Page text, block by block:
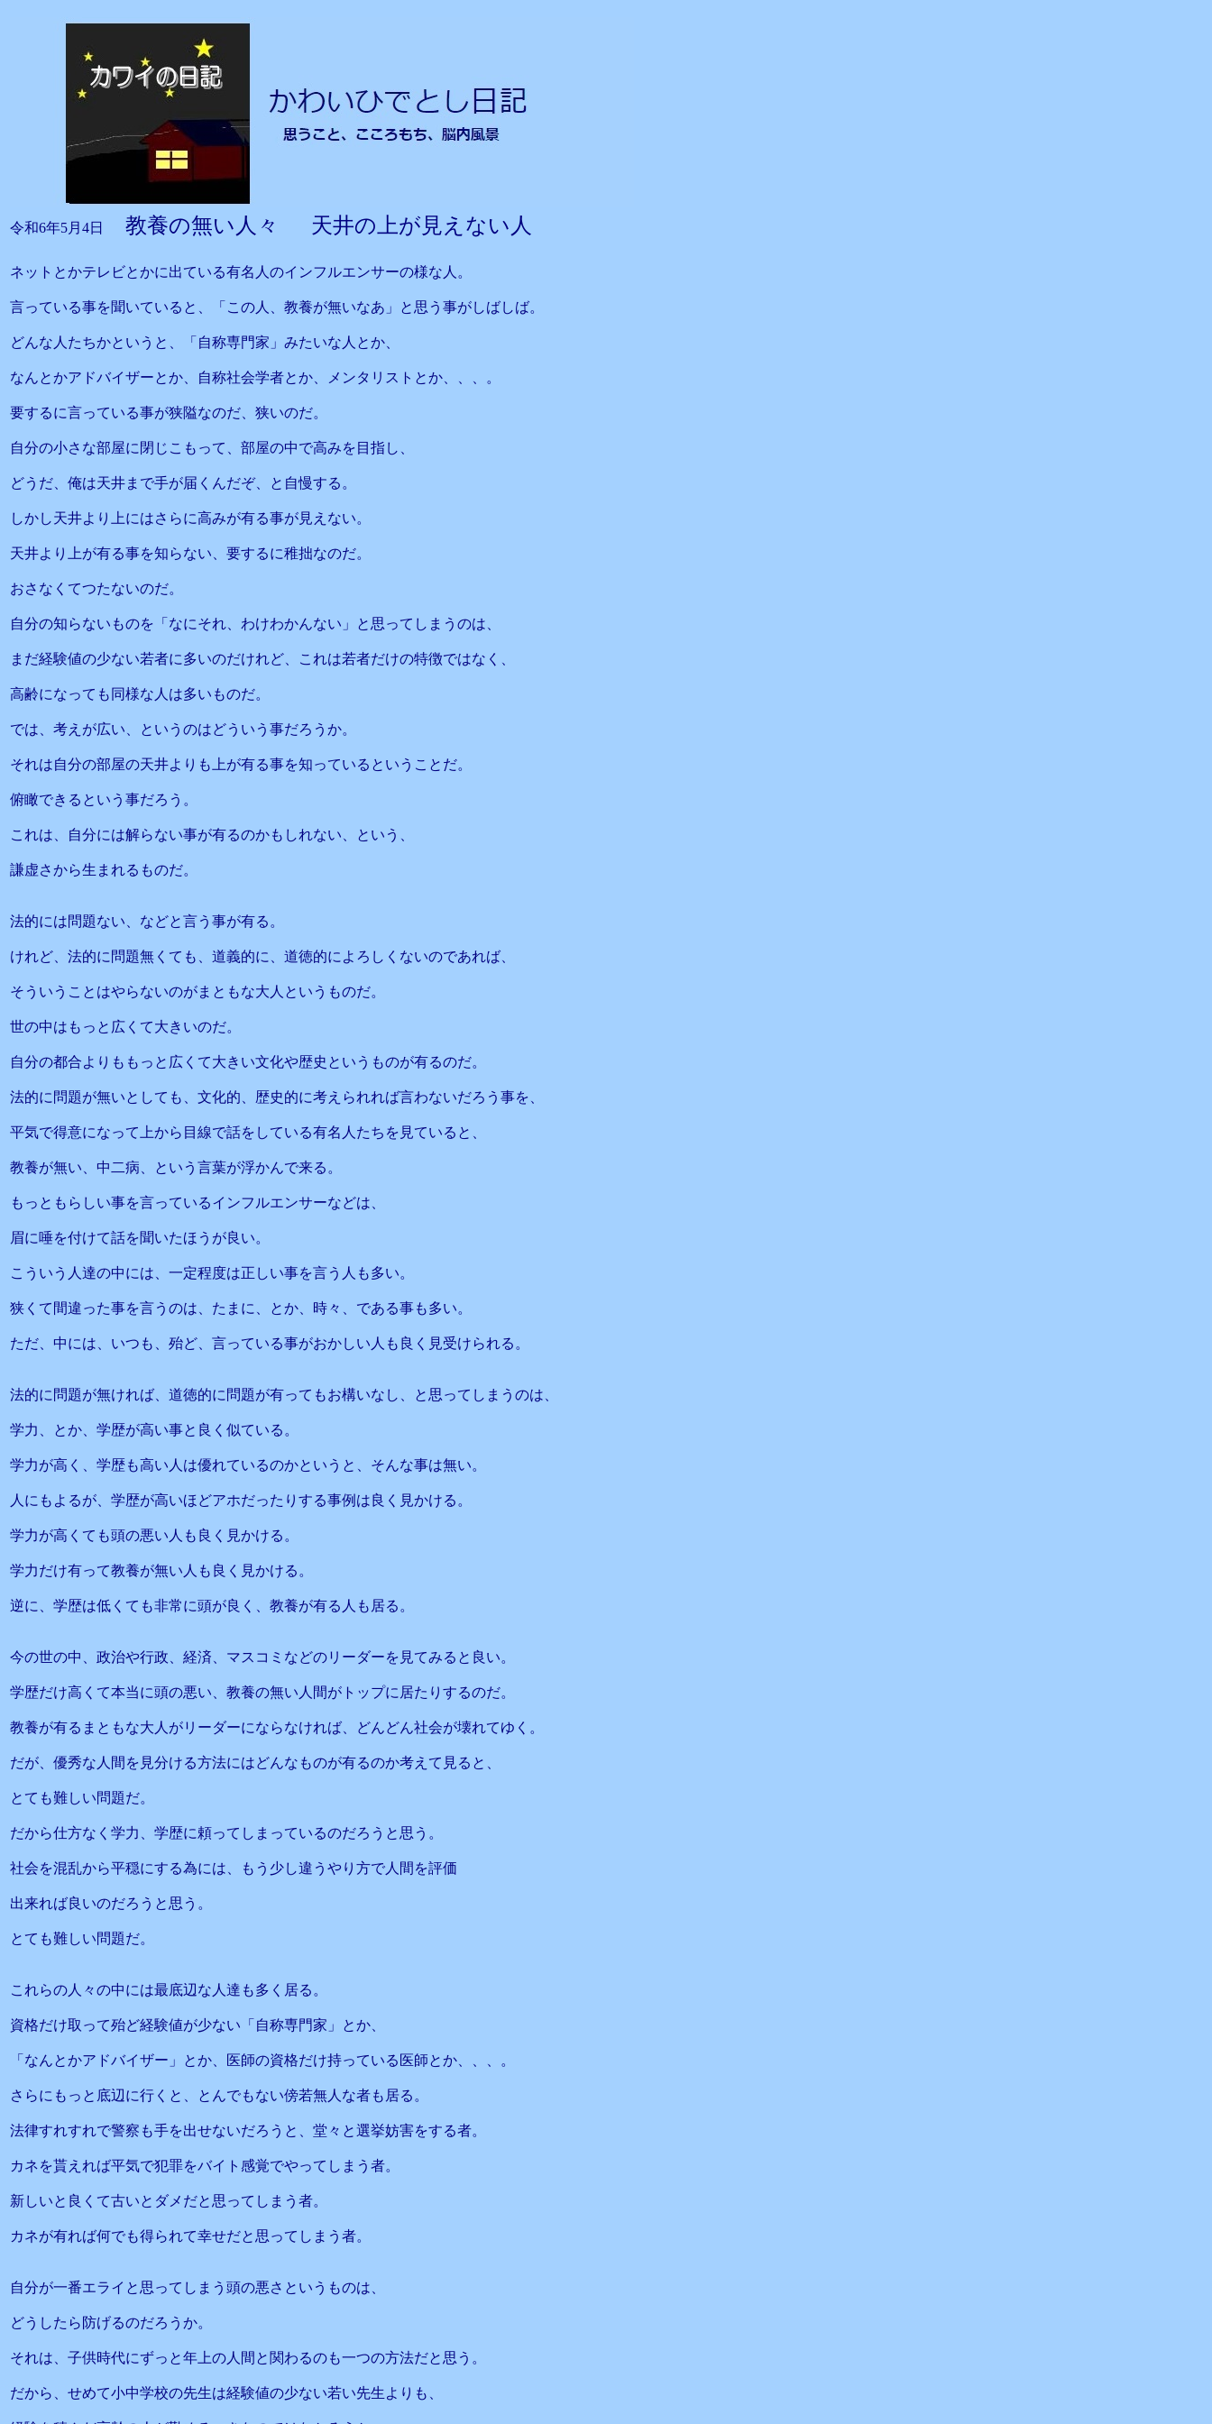
令和6年5月4日 教養の無い人々 天井の上が見えない人
ネットとかテレビとかに出ている有名人のインフルエンサーの様な人。
言っている事を聞いていると、「この人、教養が無いなあ」と思う事がしばしば。
どんな人たちかというと、「自称専門家」みたいな人とか、
なんとかアドバイザーとか、自称社会学者とか、メンタリストとか、、、。
要するに言っている事が狭隘なのだ、狭いのだ。
自分の小さな部屋に閉じこもって、部屋の中で高みを目指し、
どうだ、俺は天井まで手が届くんだぞ、と自慢する。
しかし天井より上にはさらに高みが有る事が見えない。
天井より上が有る事を知らない、要するに稚拙なのだ。
おさなくてつたないのだ。
自分の知らないものを「なにそれ、わけわかんない」と思ってしまうのは、
まだ経験値の少ない若者に多いのだけれど、これは若者だけの特徴ではなく、
高齢になっても同様な人は多いものだ。
では、考えが広い、というのはどういう事だろうか。
それは自分の部屋の天井よりも上が有る事を知っているということだ。
俯瞰できるという事だろう。
これは、自分には解らない事が有るのかもしれない、という、
謙虚さから生まれるものだ。
法的には問題ない、などと言う事が有る。
けれど、法的に問題無くても、道義的に、道徳的によろしくないのであれば、
そういうことはやらないのがまともな大人というものだ。
世の中はもっと広くて大きいのだ。
自分の都合よりももっと広くて大きい文化や歴史というものが有るのだ。
法的に問題が無いとしても、文化的、歴史的に考えられれば言わないだろう事を、
平気で得意になって上から目線で話をしている有名人たちを見ていると、
教養が無い、中二病、という言葉が浮かんで来る。
もっともらしい事を言っているインフルエンサーなどは、
眉に唾を付けて話を聞いたほうが良い。
こういう人達の中には、一定程度は正しい事を言う人も多い。
狭くて間違った事を言うのは、たまに、とか、時々、である事も多い。
ただ、中には、いつも、殆ど、言っている事がおかしい人も良く見受けられる。
法的に問題が無ければ、道徳的に問題が有ってもお構いなし、と思ってしまうのは、
学力、とか、学歴が高い事と良く似ている。
学力が高く、学歴も高い人は優れているのかというと、そんな事は無い。
人にもよるが、学歴が高いほどアホだったりする事例は良く見かける。
学力が高くても頭の悪い人も良く見かける。
学力だけ有って教養が無い人も良く見かける。
逆に、学歴は低くても非常に頭が良く、教養が有る人も居る。
今の世の中、政治や行政、経済、マスコミなどのリーダーを見てみると良い。
学歴だけ高くて本当に頭の悪い、教養の無い人間がトップに居たりするのだ。
教養が有るまともな大人がリーダーにならなければ、どんどん社会が壊れてゆく。
だが、優秀な人間を見分ける方法にはどんなものが有るのか考えて見ると、
とても難しい問題だ。
だから仕方なく学力、学歴に頼ってしまっているのだろうと思う。
社会を混乱から平穏にする為には、もう少し違うやり方で人間を評価
出来れば良いのだろうと思う。
とても難しい問題だ。
これらの人々の中には最底辺な人達も多く居る。
資格だけ取って殆ど経験値が少ない「自称専門家」とか、
「なんとかアドバイザー」とか、医師の資格だけ持っている医師とか、、、。
さらにもっと底辺に行くと、とんでもない傍若無人な者も居る。
法律すれすれで警察も手を出せないだろうと、堂々と選挙妨害をする者。
カネを貰えれば平気で犯罪をバイト感覚でやってしまう者。
新しいと良くて古いとダメだと思ってしまう者。
カネが有れば何でも得られて幸せだと思ってしまう者。
自分が一番エライと思ってしまう頭の悪さというものは、
どうしたら防げるのだろうか。
それは、子供時代にずっと年上の人間と関わるのも一つの方法だと思う。
だから、せめて小中学校の先生は経験値の少ない若い先生よりも、